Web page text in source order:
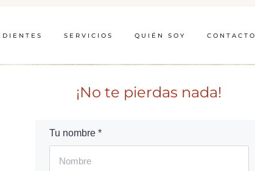
SERVICIOS QUIÉN SOY CONTACTO
¡No te pierdas nada!
Tu nombre *